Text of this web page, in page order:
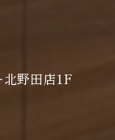
北野田店1F